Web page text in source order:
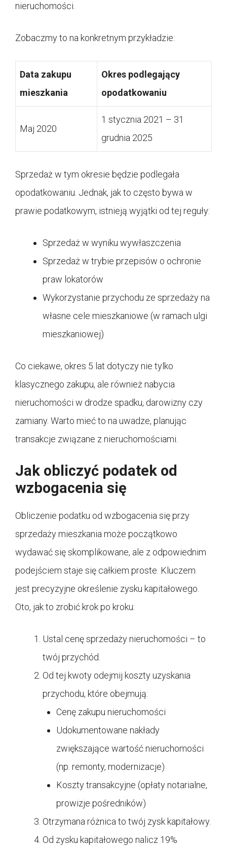
nieruchomości.
Zobaczmy to na konkretnym przykładzie:
Data zakupu
mieszkania
Okres podlegający
opodatkowaniu
Maj 2020
1 stycznia 2021 – 31
grudnia 2025
Sprzedaż w tym okresie będzie podlegała
opodatkowaniu. Jednak, jak to często bywa w
prawie podatkowym, istnieją wyjątki od tej reguły:
Sprzedaż w wyniku wywłaszczenia
Sprzedaż w trybie przepisów o ochronie
praw lokatorów
Wykorzystanie przychodu ze sprzedaży na
własne cele mieszkaniowe (w ramach ulgi
mieszkaniowej)
Co ciekawe, okres 5 lat dotyczy nie tylko
klasycznego zakupu, ale również nabycia
nieruchomości w drodze spadku, darowizny czy
zamiany. Warto mieć to na uwadze, planując
transakcje związane z nieruchomościami.
Jak obliczyć podatek od
wzbogacenia się
Obliczenie podatku od wzbogacenia się przy
sprzedaży mieszkania może początkowo
wydawać się skomplikowane, ale z odpowiednim
podejściem staje się całkiem proste. Kluczem
jest precyzyjne określenie zysku kapitałowego.
Oto, jak to zrobić krok po kroku:
Ustal cenę sprzedaży nieruchomości – to
twój przychód.
Od tej kwoty odejmij koszty uzyskania
przychodu, które obejmują:
Cenę zakupu nieruchomości
Udokumentowane nakłady
zwiększające wartość nieruchomości
(np. remonty, modernizacje)
Koszty transakcyjne (opłaty notarialne,
prowizje pośredników)
Otrzymana różnica to twój zysk kapitałowy.
Od zysku kapitałowego nalicz 19%